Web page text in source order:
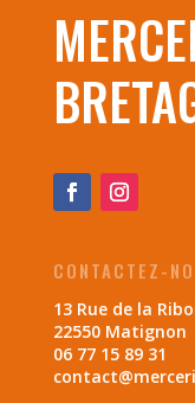
CONTACTEZ-
13 Rue de la
22550 Matignon
06 77 15 89 31